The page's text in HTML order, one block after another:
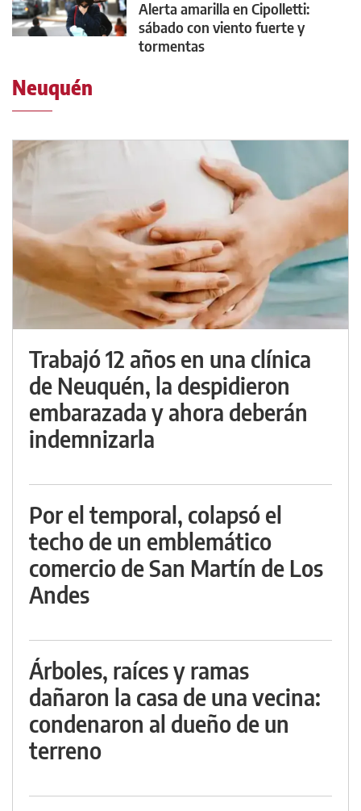
Alerta amarilla en Cipolletti:
sábado con viento fuerte y
tormentas
Neuquén
Trabajó 12 años en una clínica
de Neuquén, la despidieron
embarazada y ahora deberán
indemnizarla
Por el temporal, colapsó el
techo de un emblemático
comercio de San Martín de Los
Andes
Árboles, raíces y ramas
dañaron la casa de una vecina:
condenaron al dueño de un
terreno